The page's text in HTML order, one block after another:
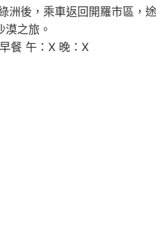
洲後，乘車返回開羅市區，
漠之旅。
餐 午：X 晚：X